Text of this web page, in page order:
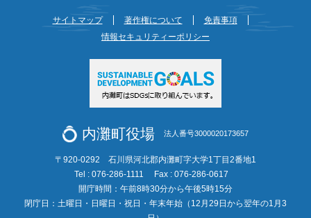
サイトマップ 著作権について
免責事項
情報セキュリティーポリシー
内灘町役場 法人番号3000020173657
〒920-0292 石川県河北郡内灘町字大学1丁目2番地1
Tel : 076-286-1111
Fax : 076-286-0617
開庁時間：午前8時30分から午後5時15分
閉庁日：土曜日・日曜日・祝日・年末年始（12月29日から翌年の1月3